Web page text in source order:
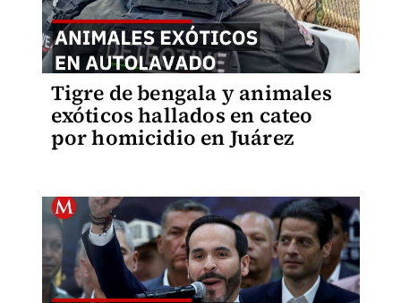
Tigre de bengala y animales
exóticos hallados en cateo
por homicidio en Juárez